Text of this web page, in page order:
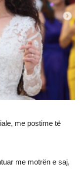
me postime të
me motrën e saj,